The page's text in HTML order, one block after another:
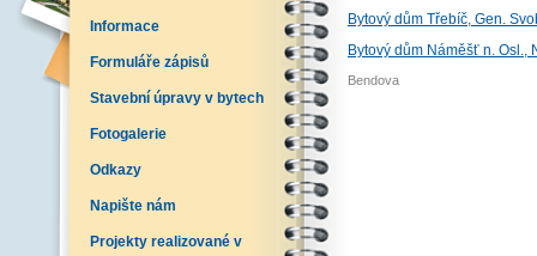
Informace
Formuláře zápisů
Stavební úpravy v bytech
Fotogalerie
Odkazy
Napište nám
Projekty realizované v
Bytový dům Třebíč, Gen.
Bytový dům Náměšť n. Osl.,
Bendova